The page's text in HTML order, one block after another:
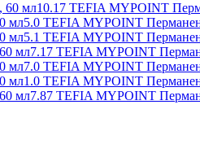
10.17 TEFIA MYPOINT
5.0 TEFIA MYPOINT
5.1 TEFIA MYPOINT
7.17 TEFIA MYPOINT
7.0 TEFIA MYPOINT
1.0 TEFIA MYPOINT
7.87 TEFIA MYPOINT